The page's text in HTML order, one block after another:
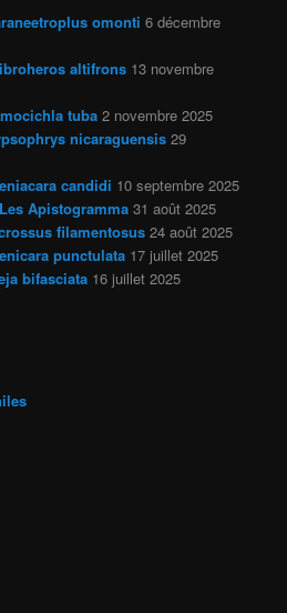
omonti 6 décembre
altifrons 13 novembre
tuba 2 novembre 2025
nicaraguensis 29
candidi 10 septembre 2025
Apistogramma 31 août 2025
filamentosus 24 août 2025
punctulata 17 juillet 2025
bifasciata 16 juillet 2025